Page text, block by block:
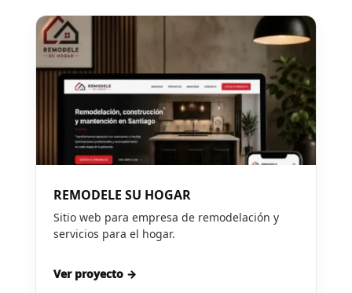
REMODELE SU HOGAR
Sitio web para empresa de remodelación y
servicios para el hogar.
Ver proyecto →